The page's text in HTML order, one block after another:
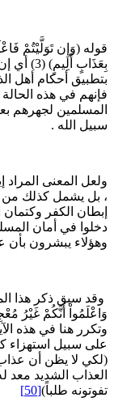
(وَإِن تَوَلَّيْتُمْ
بِعَذَابٍ
أحكام أهل
في هذه الحالة
لجهرهم
الله .
المعنى المراد
بل يشمل كذلك من
الكفر وكتمان
في أمان
يبشرون بأن
سبق ذكر هذا
هنا في هذه
سبيل استهزاء
لا يظن أن عذاب
الشديد معد له
طلباً)[50]